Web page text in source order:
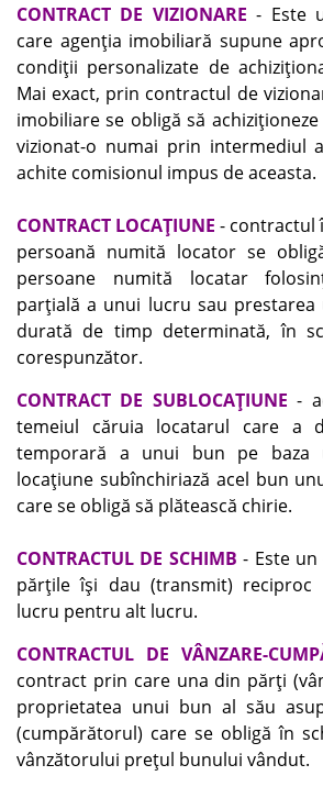
CONTRACT DE VIZIONARE - Este
care agenţia imobiliară supune
condiţii personalizate de
Mai exact, prin contractul de
imobiliare se obligă să
vizionat-o numai prin intermediul
achite comisionul impus de aceasta.
CONTRACT LOCAŢIUNE - contractul
persoană numită locator se
persoane numită locatar
parţială a unui lucru sau
durată de timp determinată, în
corespunzător.
CONTRACT DE SUBLOCAŢIUNE -
temeiul căruia locatarul care a
temporară a unui bun pe baza
locaţiune subînchiriază acel bun
care se obligă să plătească chirie.
CONTRACTUL DE SCHIMB - Este
părţile îşi dau (transmit) reciproc
lucru pentru alt lucru.
CONTRACTUL DE VÂNZARE-
contract prin care una din părţi
proprietatea unui bun al său
(cumpărătorul) care se obligă în
vânzătorului preţul bunului vândut.